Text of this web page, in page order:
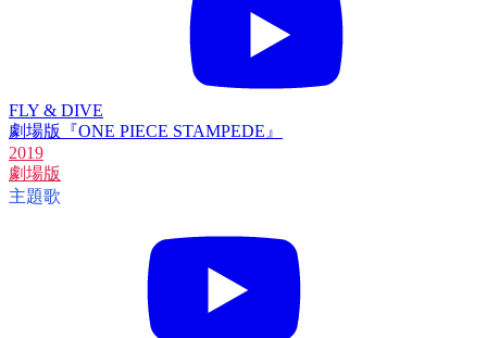
FLY & DIVE
劇場版『ONE PIECE STAMPEDE』
2019
劇場版
主題歌